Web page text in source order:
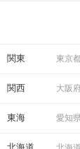
関東 東京
関西 大阪
東海 愛知